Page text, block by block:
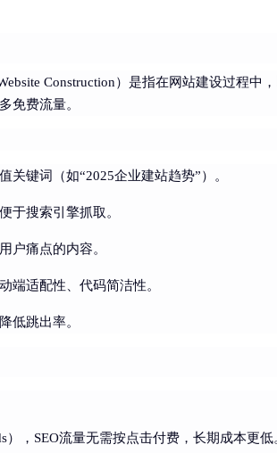
Construction）是指在网站建设过程中，
免费流量。
关键词（如“2025企业建站趋势”）。
于搜索引擎抓取。
户痛点的内容。
端适配性、代码简洁性。
低跳出率。
，SEO流量无需按点击付费，长期成本更低